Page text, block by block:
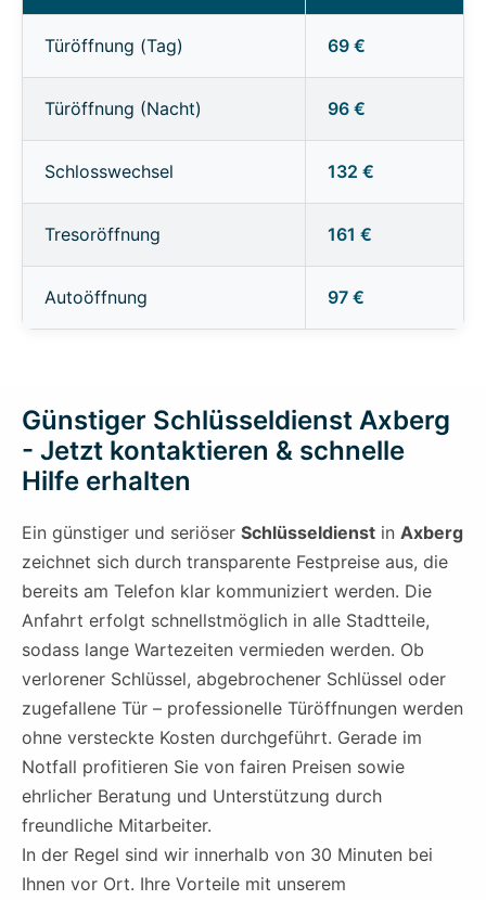
Türöffnung (Tag) 69 €
Türöffnung (Nacht) 96 €
Schlosswechsel 132 €
Tresoröffnung 161 €
Autoöffnung 97 €
Günstiger Schlüsseldienst Axberg
- Jetzt kontaktieren & schnelle
Hilfe erhalten
Ein günstiger und seriöser Schlüsseldienst in Axberg
zeichnet sich durch transparente Festpreise aus, die
bereits am Telefon klar kommuniziert werden. Die
Anfahrt erfolgt schnellstmöglich in alle Stadtteile,
sodass lange Wartezeiten vermieden werden. Ob
verlorener Schlüssel, abgebrochener Schlüssel oder
zugefallene Tür – professionelle Türöffnungen werden
ohne versteckte Kosten durchgeführt. Gerade im
Notfall profitieren Sie von fairen Preisen sowie
ehrlicher Beratung und Unterstützung durch
freundliche Mitarbeiter.
In der Regel sind wir innerhalb von 30 Minuten bei
Ihnen vor Ort. Ihre Vorteile mit unserem